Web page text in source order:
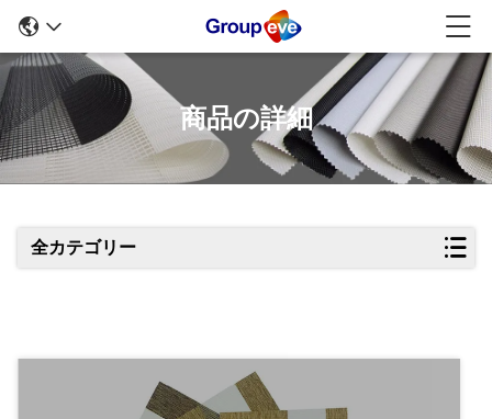
商品の詳細
全カテゴリー